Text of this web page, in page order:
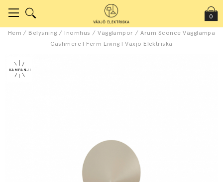
0
Hem / Belysning / Inomhus /Vägglampor /Arum Sconce Vägglampa
Cashmere | Ferm Living | Växjö Elektriska